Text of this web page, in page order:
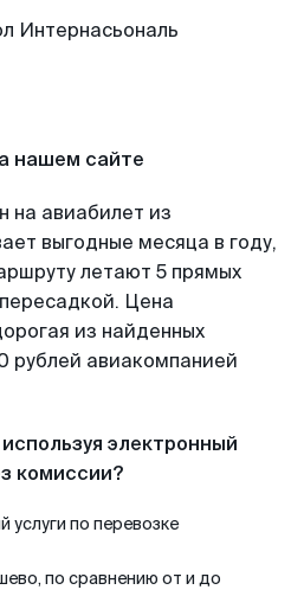
нашем сайте
на авиабилет из
выгодные месяца в году,
летают 5 прямых
Цена
из найденных
рублей авиакомпанией
электронный
комиссии?
услуги по перевозке
по сравнению от и до